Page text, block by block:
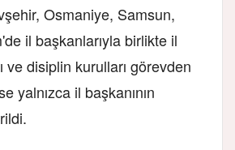
Osmaniye, Samsun,
il başkanlarıyla birlikte il
ve disiplin kurulları görevden
yalnızca il başkanının